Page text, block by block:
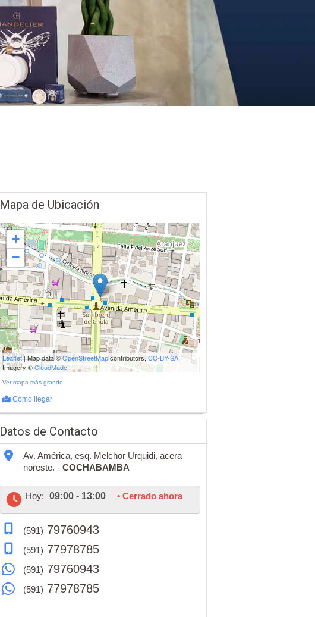
Mapa de Ubicación
+
−
200 m
500 ft
Leaflet| Map data ©OpenStreetMapcontributors, CC-BY-SA,
Imagery ©CloudMade
Ver mapa más grande
Cómo llegar
Datos de Contacto
Av. América, esq. Melchor Urquidi, acera
noreste. - COCHABAMBA
Hoy: 09:00 - 13:00 • Cerrado ahora
(591) 79760943
(591) 77978785
(591) 79760943
(591) 77978785